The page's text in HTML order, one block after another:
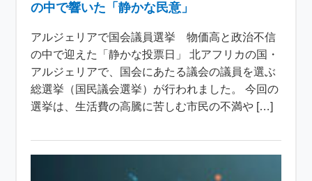
の中で響いた「静かな民意」
アルジェリアで国会議員選挙 物価高と政治不信
の中で迎えた「静かな投票日」 北アフリカの国・
アルジェリアで、国会にあたる議会の議員を選ぶ
総選挙（国民議会選挙）が行われました。 今回の
選挙は、生活費の高騰に苦しむ市民の不満や […]